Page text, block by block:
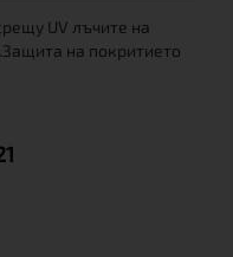
UV лъчите на
на покритието